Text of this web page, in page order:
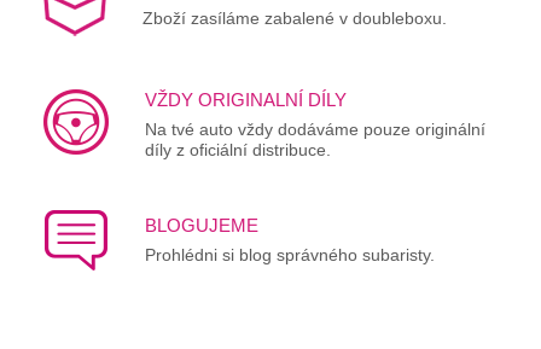
Zboží zasíláme zabalené v doubleboxu.
VŽDY ORIGINALNÍ DÍLY
Na tvé auto vždy dodáváme pouze originální
díly z oficiální distribuce.
BLOGUJEME
Prohlédni si blog správného subaristy.